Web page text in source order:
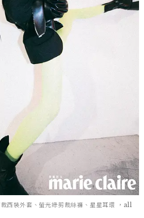
西裝外套、螢光綠剪裁絲褲、星星耳環 ，all